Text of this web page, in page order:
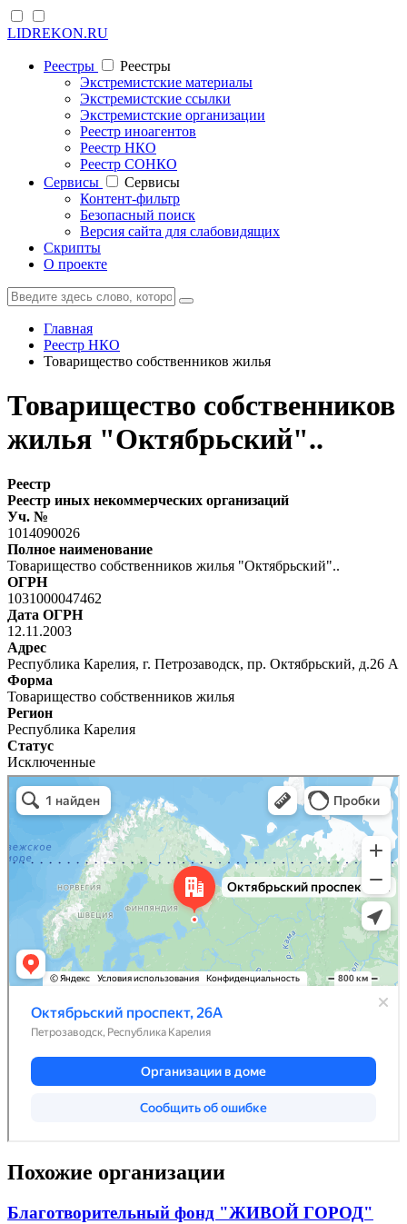
LIDREKON.RU
Реестры
Реестры
Экстремистские материалы
Экстремистские ссылки
Экстремистские организации
Реестр иноагентов
Реестр НКО
Реестр СОНКО
Cервисы
Cервисы
Контент-фильтр
Безопасный поиск
Версия сайта для слабовидящих
Скрипты
О проекте
Главная
Реестр НКО
Товарищество собственников жилья
Товарищество собственников
жилья "Октябрьский"..
Реестр
Реестр иных некоммерческих организаций
Уч. №
1014090026
Полное наименование
Товарищество собственников жилья "Октябрьский"..
ОГРН
1031000047462
Дата ОГРН
12.11.2003
Адрес
Республика Карелия, г. Петрозаводск, пр. Октябрьский, д.26 А
Форма
Товарищество собственников жилья
Регион
Республика Карелия
Статус
Исключенные
Похожие организации
Благотворительный фонд "ЖИВОЙ ГОРОД"